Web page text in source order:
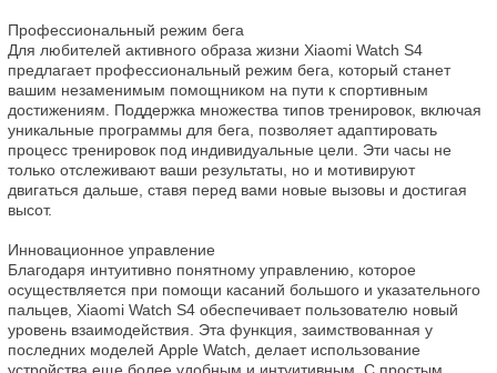
Профессиональный режим бега
Для любителей активного образа жизни Xiaomi Watch S4
предлагает профессиональный режим бега, который станет
вашим незаменимым помощником на пути к спортивным
достижениям. Поддержка множества типов тренировок, включая
уникальные программы для бега, позволяет адаптировать
процесс тренировок под индивидуальные цели. Эти часы не
только отслеживают ваши результаты, но и мотивируют
двигаться дальше, ставя перед вами новые вызовы и достигая
высот.
Инновационное управление
Благодаря интуитивно понятному управлению, которое
осуществляется при помощи касаний большого и указательного
пальцев, Xiaomi Watch S4 обеспечивает пользователю новый
уровень взаимодействия. Эта функция, заимствованная у
последних моделей Apple Watch, делает использование
устройства еще более удобным и интуитивным. С простым